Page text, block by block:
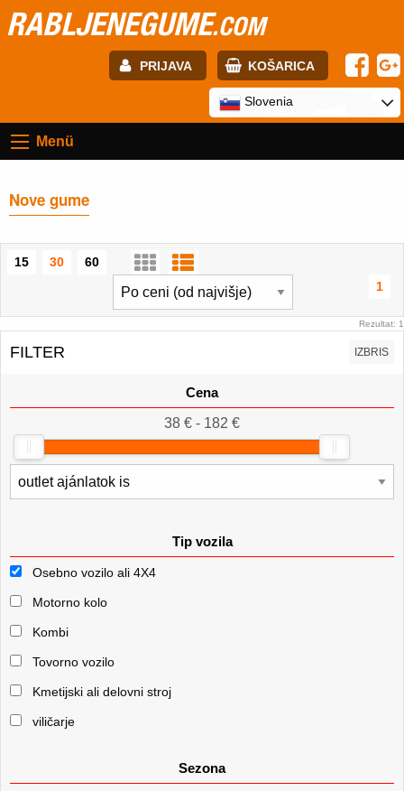
RABLJENEGUME.COM
PRIJAVA KOŠARICA
Geslo:
Slovenia
Menü
Nove gume
15 30
60
1
Rezultat: 1
FILTER IZBRIS
Cena
38 € - 182 €
Tip vozila
Osebno vozilo ali 4X4
Motorno kolo
Kombi
Tovorno vozilo
Kmetijski ali delovni stroj
viličarje
Sezona